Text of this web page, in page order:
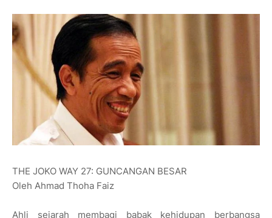
THE JOKO WAY 27: GUNCANGAN BESAR
Oleh Ahmad Thoha Faiz
Ahli sejarah membagi babak kehidupan berbangsa